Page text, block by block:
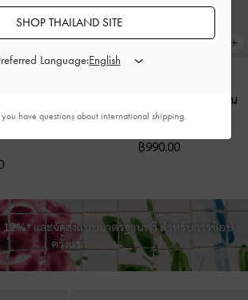
งดีไซน์หนัง
กระเป๋าใส่บัตรดีไซน์หลายช่องรุ่น
Carli-สีดำ
฿990.00
และจัดส่งแบบมาตรฐานฟรี สำหรับการช้อป
ครั้งแรก
SHOP THAILAND SITE
Language:
have questions about international shipping.